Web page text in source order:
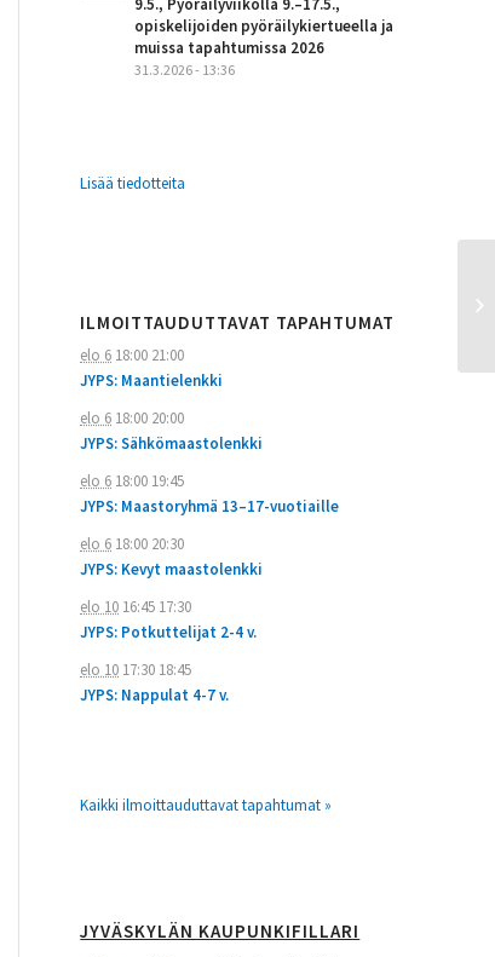
9.5., Pyöräilyviikolla 9.–17.5.,
opiskelijoiden pyöräilykiertueella ja
muissa tapahtumissa 2026
31.3.2026 - 13:36
Lisää tiedotteita
ILMOITTAUDUTTAVAT TAPAHTUMAT
elo 6 18:00 21:00
JYPS: Maantielenkki
elo 6 18:00 20:00
JYPS: Sähkömaastolenkki
elo 6 18:00 19:45
JYPS: Maastoryhmä 13–17-vuotiaille
elo 6 18:00 20:30
JYPS: Kevyt maastolenkki
elo 10 16:45 17:30
JYPS: Potkuttelijat 2-4 v.
elo 10 17:30 18:45
JYPS: Nappulat 4-7 v.
Kaikki ilmoittauduttavat tapahtumat »
JYVÄSKYLÄN KAUPUNKIFILLARI